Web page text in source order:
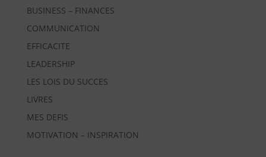
BUSINESS – FINANCES
COMMUNICATION
EFFICACITE
LEADERSHIP
LES LOIS DU SUCCES
LIVRES
MES DEFIS
MOTIVATION – INSPIRATION